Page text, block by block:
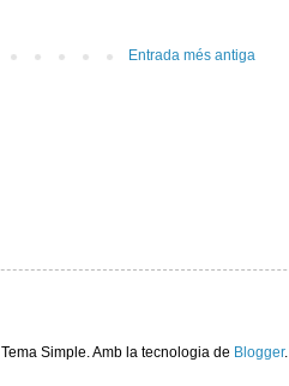
Entrada més antiga
Tema Simple. Amb la tecnologia de Blogger.